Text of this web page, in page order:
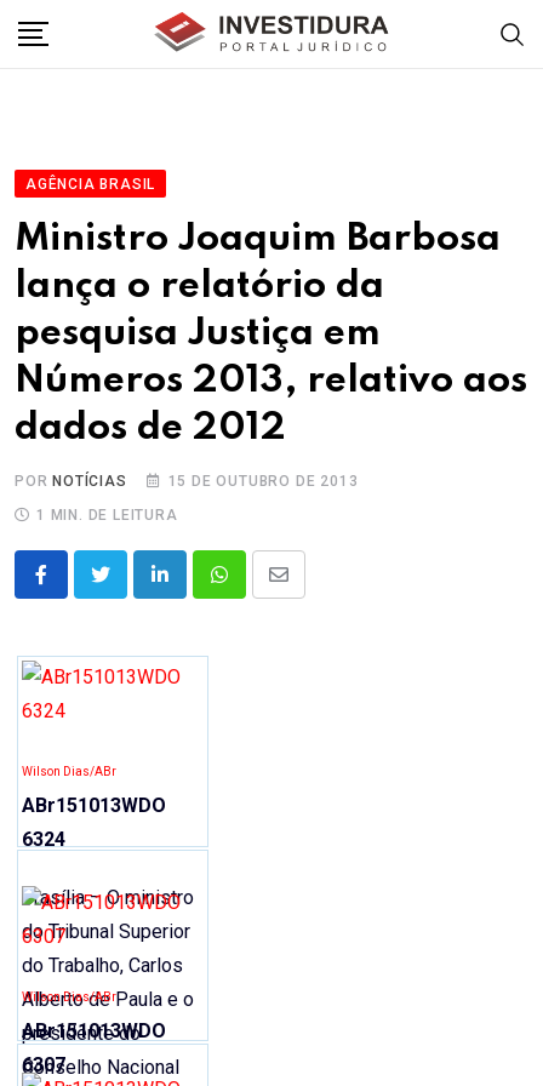
AGÊNCIA BRASIL
Ministro Joaquim Barbosa
lança o relatório da
pesquisa Justiça em
Números 2013, relativo aos
dados de 2012
POR NOTÍCIAS
15 DE OUTUBRO DE 2013
1 MIN. DE LEITURA
LinkedInWhatsappShare
Wilson Dias/ABr
ABr151013WDO
6324
Brasília – O ministro
do Tribunal Superior
do Trabalho, Carlos
Alberto de Paula e o
presidente do
Conselho Nacional
Wilson Dias/ABr
ABr151013WDO
6307